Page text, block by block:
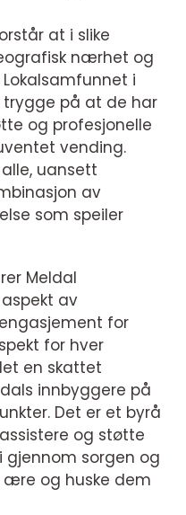
at i slike
nærhet og
i
på at de har
og profesjonelle
vending.
uansett
av
som speiler
Meldal
av
for
for hver
en skattet
innbyggere på
Det er et byrå
og støtte
sorgen og
ære og huske dem